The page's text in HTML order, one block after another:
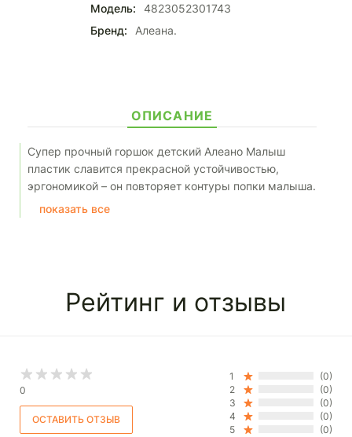
Модель:
4823052301743
Бренд:
Алеана.
ОПИСАНИЕ
Супер прочный горшок детский Алеано Малыш
пластик славится прекрасной устойчивостью,
эргономикой – он повторяет контуры попки малыша.
транспортировать. Установленная цена позволит
приучить ребенка к самостоятельности и
показать все
Рейтинг и отзывы
0
1
(0)
2
(0)
3
(0)
4
(0)
5
(0)